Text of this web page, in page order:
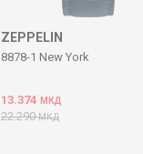
ZEPPELIN
8878-1 New York
13.374 МКД
22.290МКД